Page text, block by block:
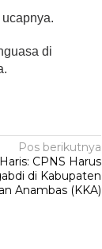
di
Pos berikutnya
CPNS Harus
di Kabupaten
Anambas (KKA)